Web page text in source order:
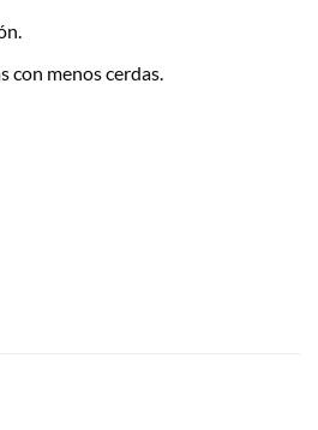
con menos cerdas.